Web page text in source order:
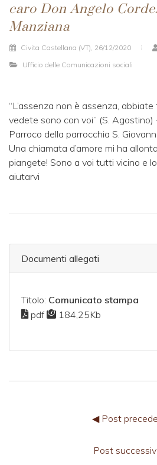
caro Don Angelo
Manziana
Civita Castellana (VT), 26/12/2020
Ufficio delle Comunicazioni sociali
“L’assenza non è assenza,
vedete sono con voi” (S.
Parroco della parrocchia S.
Una chiamata d’amore mi ha
piangete! Sono a voi tutti vicino e
aiutarvi
Documenti allegati
Titolo: Comunicato stampa
pdf
184,25Kb
◀ Post
Post